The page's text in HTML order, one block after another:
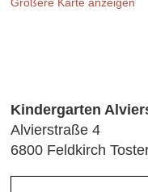
Kindergarten
Alvierstraße 4
6800 Feldkirch